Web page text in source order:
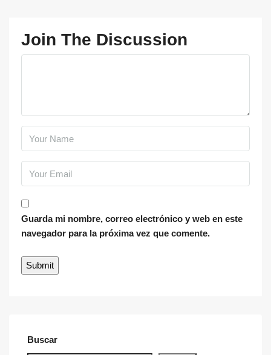
Join The Discussion
Guarda mi nombre, correo electrónico y web en este
navegador para la próxima vez que comente.
Buscar